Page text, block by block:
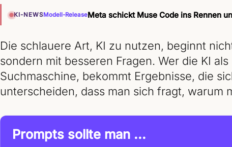
KI-NEWSModell-ReleaseMeta schickt Muse Code ins Rennen
Die schlauere Art, KI zu nutzen, beginnt
sondern mit besseren Fragen. Wer die KI
Suchmaschine, bekommt Ergebnisse, die
unterscheiden, dass man sich fragt, warum
Prompts sollte man ...